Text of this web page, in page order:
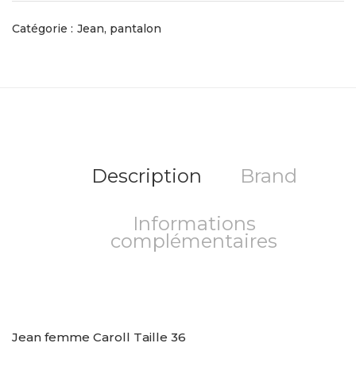
Catégorie : Jean, pantalon
Description Brand
Informations
complémentaires
Jean femme Caroll Taille 36